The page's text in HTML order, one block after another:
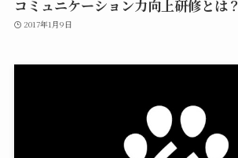
コミュニケーション力向上研修とは？
2017年1月9日